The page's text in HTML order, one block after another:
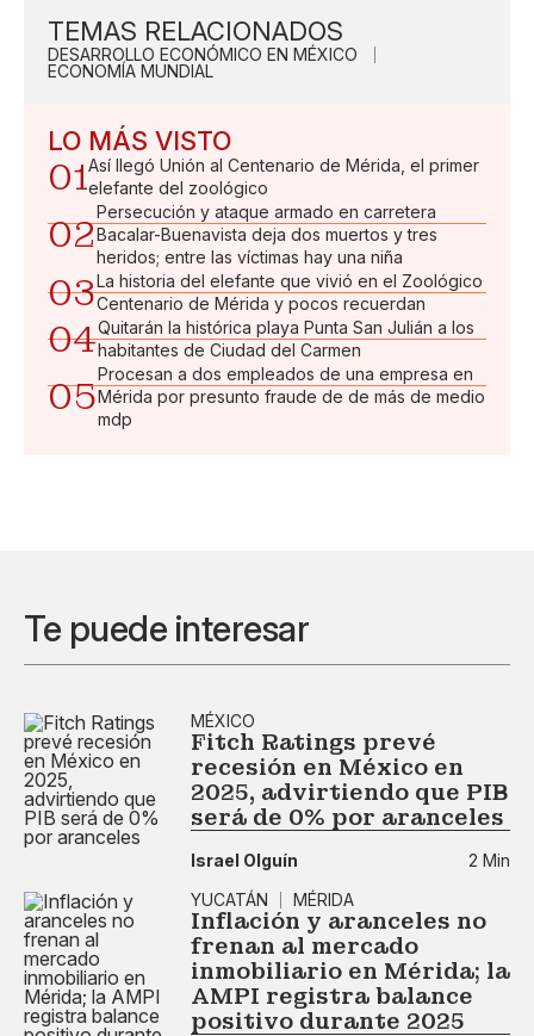
TEMAS RELACIONADOS
DESARROLLO ECONÓMICO EN MÉXICO
ECONOMÍA MUNDIAL
LO MÁS VISTO
01Así llegó Unión al Centenario de Mérida, el primer
elefante del zoológico
02
Persecución y ataque armado en carretera
Bacalar-Buenavista deja dos muertos y tres
heridos; entre las víctimas hay una niña
03La historia del elefante que vivió en el Zoológico
Centenario de Mérida y pocos recuerdan
04Quitarán la histórica playa Punta San Julián a los
habitantes de Ciudad del Carmen
05
Procesan a dos empleados de una empresa en
Mérida por presunto fraude de de más de medio
mdp
Te puede interesar
MÉXICO
Fitch Ratings prevé
recesión en México en
2025, advirtiendo que PIB
será de 0% por aranceles
Israel Olguín
2 Min
YUCATÁN
MÉRIDA
Inflación y aranceles no
frenan al mercado
inmobiliario en Mérida; la
AMPI registra balance
positivo durante 2025